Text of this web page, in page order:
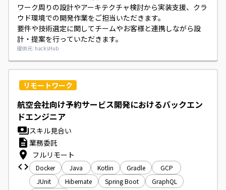
ワーク周りの設計やアーキテクチャ検討から実装支援、クラ
ウド環境での開発作業をご担当いただきます。
要件や技術選定に関してチームやお客様と連携しながら設
計・提案を行っていただきます。
提供元: hacksHub
リモートワーク
航空会社向け予約サービス開発におけるバックエン
ドエンジニア
スキル見合い
業務委託
フルリモート
Docker Java Kotlin Gradle
GCP
JUnit
Hibernate Spring Boot
GraphQL